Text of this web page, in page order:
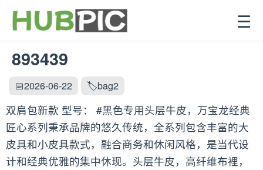
☰
893439
📅2026-06-22 🏷️bag2
双肩包新款 型号： #黑色专用头层牛皮，万宝龙经典
匠心系列秉承品牌的悠久传统，全系列包含丰富的大
皮具和小皮具款式，融合商务和休闲风格，是当代设
计和经典优雅的集中休现。头层牛皮，高纤维布裡，